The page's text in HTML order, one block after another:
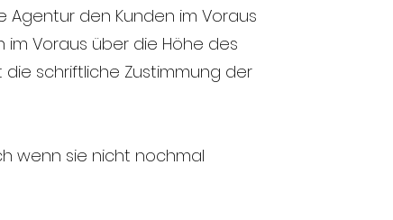
den Kunden im Voraus
Voraus über die Höhe des
schriftliche Zustimmung der
wenn sie nicht nochmal